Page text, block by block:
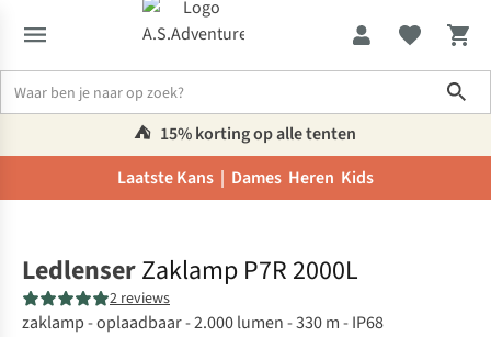
⛺️ 15% korting op alle tenten
Laatste Kans | Dames Heren Kids
LedlenserZaklamp P7R 2000L
2 reviews
zaklamp - oplaadbaar - 2.000 lumen - 330 m - IP68